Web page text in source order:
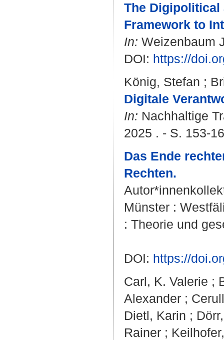
The Digipolitical
Framework to
In: Weizenbaum
DOI: https://
König, Stefan ;
Digitale
In: Nachhaltige
2025 . - S. 153-
Das Ende
Rechten.
Münster :
: Theorie und
DOI: https://
Carl, K. Valerie ;
Alexander ;
Dietl, Karin ;
Rainer ;